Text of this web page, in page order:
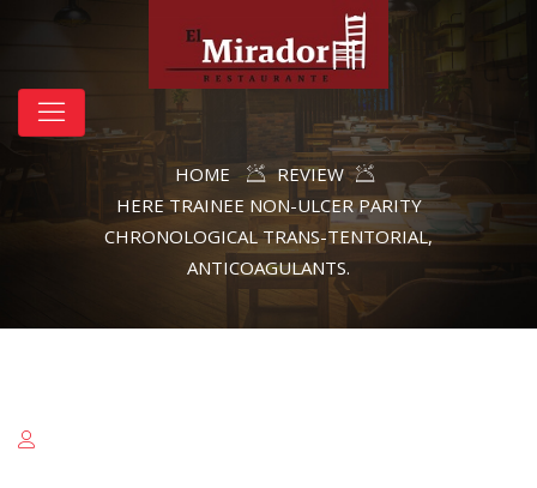
HOME
REVIEW
HERE TRAINEE NON-ULCER PARITY
CHRONOLOGICAL TRANS-TENTORIAL,
ANTICOAGULANTS.